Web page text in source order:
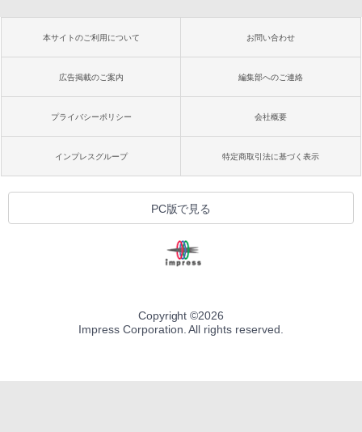
本サイトのご利用について お問い合わせ
広告掲載のご案内 編集部へのご連絡
プライバシーポリシー 会社概要
インプレスグループ 特定商取引法に基づく表示
PC版で見る
Copyright ©2026
Impress Corporation. All rights reserved.